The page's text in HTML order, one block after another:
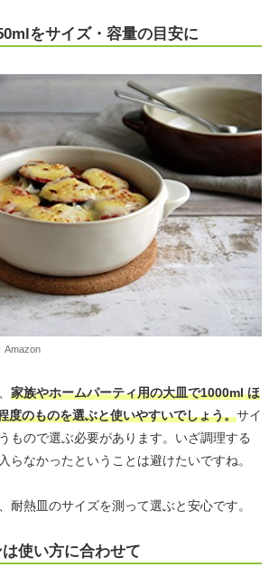
をサイズ・容量の目安に
Amazon
家族やホームパーティ用の大皿で1000ml ほ
度のものを選ぶと使いやすいでしょう。サイ
もので選ぶ必要があります。いざ調理する
らなかったということは避けたいですね。
耐熱皿のサイズを測って選ぶと安心です。
は使い方に合わせて